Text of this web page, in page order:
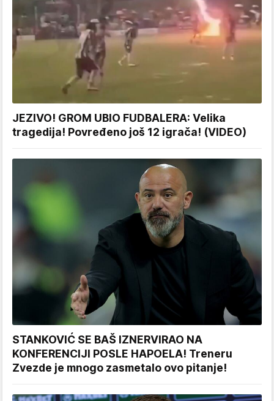
JEZIVO! GROM UBIO FUDBALERA: Velika
tragedija! Povređeno još 12 igrača! (VIDEO)
STANKOVIĆ SE BAŠ IZNERVIRAO NA
KONFERENCIJI POSLE HAPOELA! Treneru
Zvezde je mnogo zasmetalo ovo pitanje!